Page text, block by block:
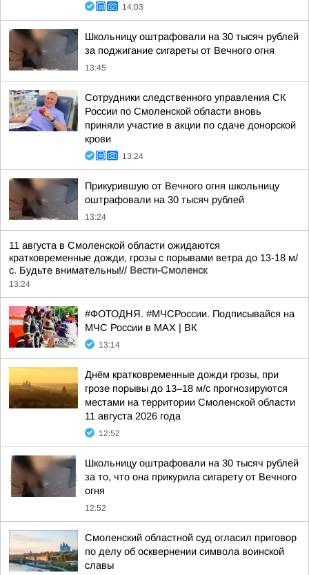
14:03
Школьницу оштрафовали на 30 тысяч рублей
за поджигание сигареты от Вечного огня
13:45
Сотрудники следственного управления СК
России по Смоленской области вновь
приняли участие в акции по сдаче донорской
крови
13:24
Прикурившую от Вечного огня школьницу
оштрафовали на 30 тысяч рублей
13:24
11 августа в Смоленской области ожидаются
кратковременные дожди, грозы с порывами ветра до 13-18 м/
с. Будьте внимательны!// Вести-Смоленск
13:24
#ФОТОДНЯ. #МЧСРоссии. Подписывайся на
МЧС России в MAX | ВК
13:14
Днём кратковременные дожди грозы, при
грозе порывы до 13–18 м/с прогнозируются
местами на территории Смоленской области
11 августа 2026 года
12:52
Школьницу оштрафовали на 30 тысяч рублей
за то, что она прикурила сигарету от Вечного
огня
12:52
Смоленский областной суд огласил приговор
по делу об осквернении символа воинской
славы